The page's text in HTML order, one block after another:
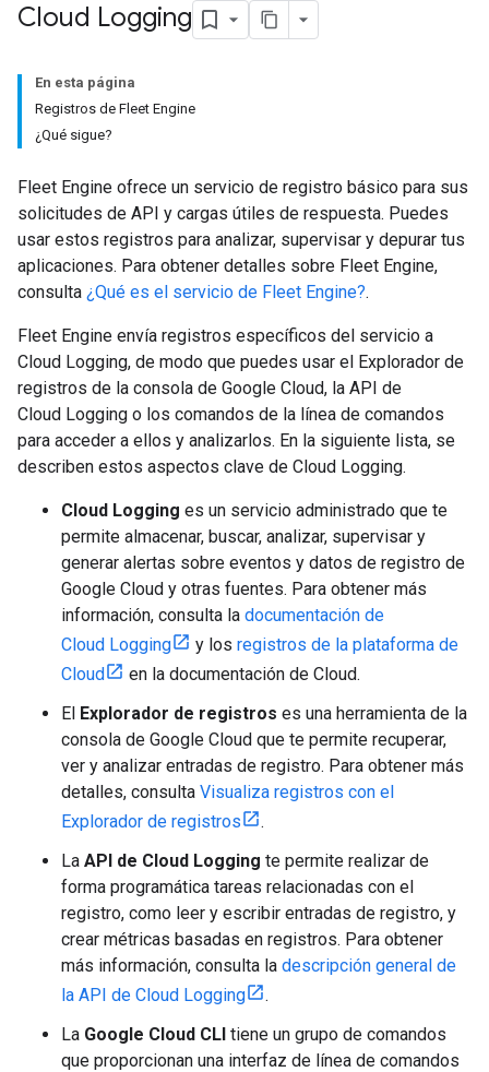
Cloud Logging
En esta página
Registros de Fleet Engine
¿Qué sigue?
Fleet Engine ofrece un servicio de registro básico para sus
solicitudes de API y cargas útiles de respuesta. Puedes
usar estos registros para analizar, supervisar y depurar tus
aplicaciones. Para obtener detalles sobre Fleet Engine,
consulta ¿Qué es el servicio de Fleet Engine?.
Fleet Engine envía registros específicos del servicio a
Cloud Logging, de modo que puedes usar el Explorador de
registros de la consola de Google Cloud, la API de
Cloud Logging o los comandos de la línea de comandos
para acceder a ellos y analizarlos. En la siguiente lista, se
describen estos aspectos clave de Cloud Logging.
Cloud Logging es un servicio administrado que te
permite almacenar, buscar, analizar, supervisar y
generar alertas sobre eventos y datos de registro de
Google Cloud y otras fuentes. Para obtener más
información, consulta la documentación de
Cloud Logging
y los registros de la plataforma de
Cloud
en la documentación de Cloud.
El Explorador de registros es una herramienta de la
consola de Google Cloud que te permite recuperar,
ver y analizar entradas de registro. Para obtener más
detalles, consulta Visualiza registros con el
Explorador de registros
.
La API de Cloud Logging te permite realizar de
forma programática tareas relacionadas con el
registro, como leer y escribir entradas de registro, y
crear métricas basadas en registros. Para obtener
más información, consulta la descripción general de
la API de Cloud Logging
.
La Google Cloud CLI tiene un grupo de comandos
que proporcionan una interfaz de línea de comandos